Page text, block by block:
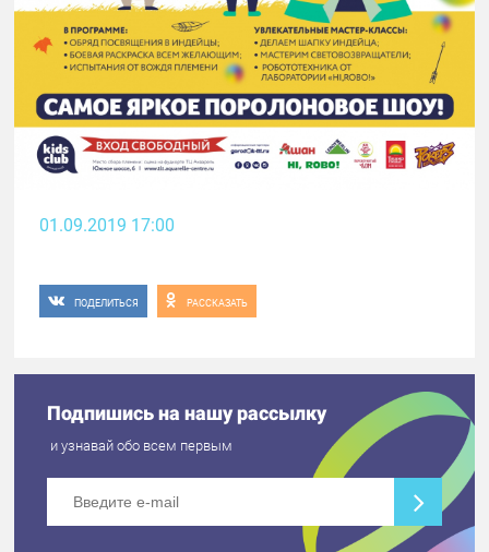
01.09.2019 17:00
ПОДЕЛИТЬСЯ РАССКАЗАТЬ
Подпишись на нашу рассылку
и узнавай обо всем первым